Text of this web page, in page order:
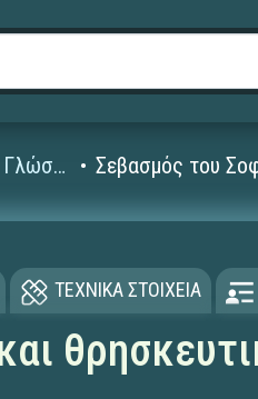
Αρχαία Ελληνική Γλώσσα και Γραμματεία (Γυμνασίου - Λυκείου) Σεβασμός του
ΤΕΧΝΙΚΑ ΣΤΟΙΧΕΙΑ